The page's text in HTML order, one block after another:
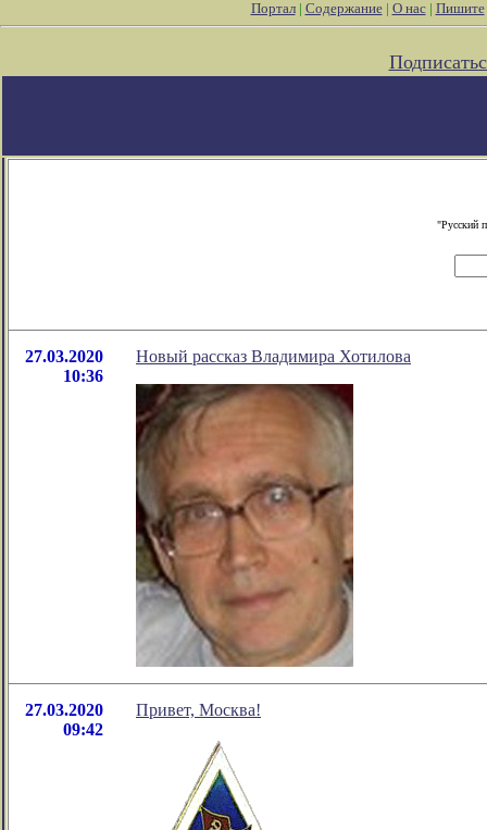
Портал| Содержание| О нас| Пишите
"Русский
27.03.2020
10:36
Новый рассказ Владимира Хотилова
27.03.2020
09:42
Привет, Москва!